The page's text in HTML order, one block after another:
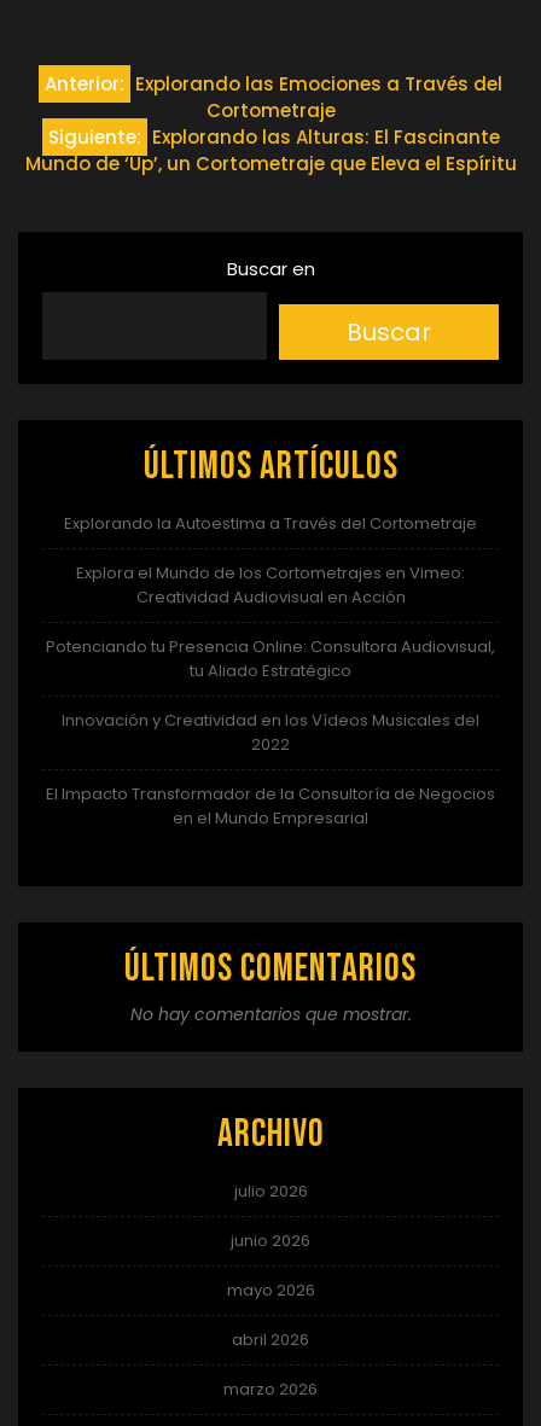
Navegación
entradas
Anterior: Explorando las Emociones a Través del
Cortometraje
Siguiente: Explorando las Alturas: El Fascinante
Mundo de ‘Up’, un Cortometraje que Eleva el Espíritu
Buscar en
Buscar
Últimos artículos
Explorando la Autoestima a Través del Cortometraje
Explora el Mundo de los Cortometrajes en Vimeo:
Creatividad Audiovisual en Acción
Potenciando tu Presencia Online: Consultora Audiovisual,
tu Aliado Estratégico
Innovación y Creatividad en los Vídeos Musicales del
2022
El Impacto Transformador de la Consultoría de Negocios
en el Mundo Empresarial
Últimos comentarios
No hay comentarios que mostrar.
Archivo
julio 2026
junio 2026
mayo 2026
abril 2026
marzo 2026